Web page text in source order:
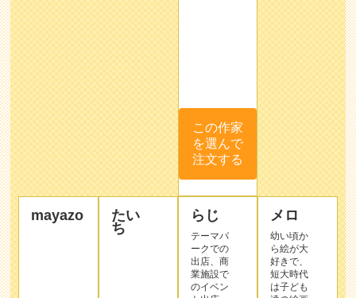
mayazo
たい
ち
らじ
テーマパ
ークでの
のイベン
等、似顔
絵出店経
験は多数
あり。
「リアル
メロ
幼い頃か
ら絵が大
好きで、
は子ども
教室アシ
スタント
を勤めて
いまし
た。